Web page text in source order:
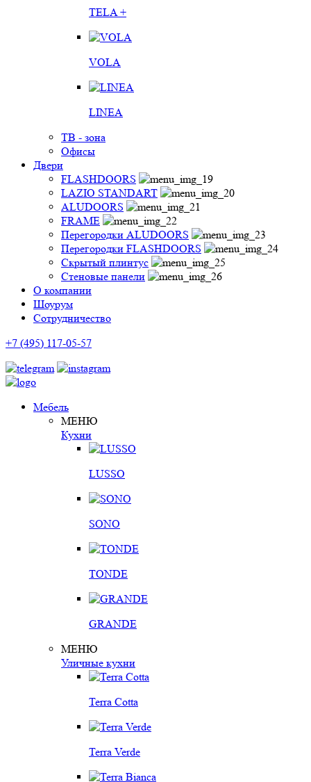
TELA +
VOLA
LINEA
ТВ - зона
Офисы
Двери
FLASHDOORS
LAZIO STANDART
ALUDOORS
FRAME
Перегородки ALUDOORS
Перегородки FLASHDOORS
Скрытый плинтус
Стеновые панели
О компании
Шоурум
Сотрудничество
+7 (495) 117-05-57
Мебель
МЕНЮ
Кухни
LUSSO
SONO
TONDE
GRANDE
МЕНЮ
Уличные кухни
Terra Cotta
Terra Verde